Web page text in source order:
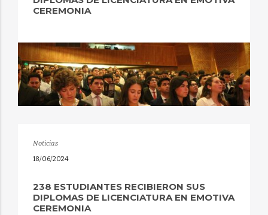
CEREMONIA
Noticias
18/06/2024
238 ESTUDIANTES RECIBIERON SUS
DIPLOMAS DE LICENCIATURA EN EMOTIVA
CEREMONIA